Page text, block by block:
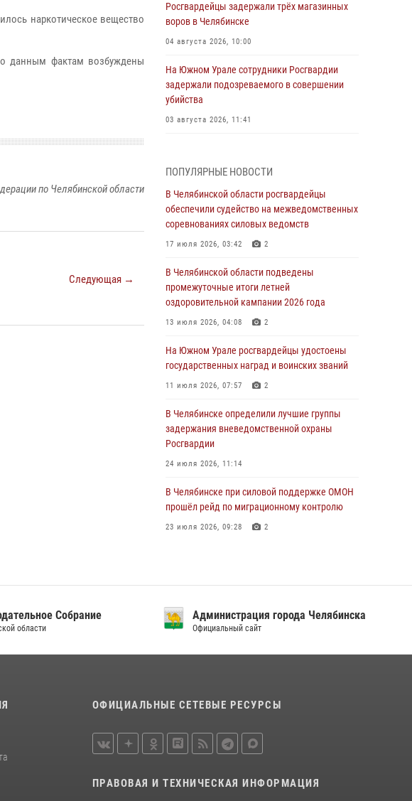
наркотическое вещество
данным фактам возбуждены
по Челябинской области
Следующая →
Росгвардейцы задержали трёх магазинных
воров в Челябинске
04 августа 2026, 10:00
На Южном Урале сотрудники Росгвардии
задержали подозреваемого в совершении
убийства
03 августа 2026, 11:41
грабеже
03 августа 2026, 11:25
Росгвардейцы обеспечили безопасность
празднования Дня ВДВ на Южном Урале
Авиация Росгвардии совершила более 250
санитарных вылетов в Донецкой Народной
Республике
Росгвардия обеспечивает безопасность
граждан на южном направлении
В Уральском округе Росгвардии состоялось
заседание оперативного штаба
30 июля 2026, 10:53
ПОПУЛЯРНЫЕ НОВОСТИ
В Челябинской области росгвардейцы
обеспечили судейство на межведомственных
соревнованиях силовых ведомств
17 июля 2026, 03:42 2
В Челябинской области подведены
промежуточные итоги летней
оздоровительной кампании 2026 года
13 июля 2026, 04:08 2
На Южном Урале росгвардейцы удостоены
государственных наград и воинских званий
11 июля 2026, 07:57 2
В Челябинске определили лучшие группы
задержания вневедомственной охраны
Росгвардии
24 июля 2026, 11:14
В Челябинске при силовой поддержке ОМОН
прошёл рейд по миграционному контролю
23 июля 2026, 09:28 2
скорой помощи
14 июля 2026, 12:16
В Челябинске росгвардейцы обсудили с
По горячим следам задержали
челябинские росгвардейцы
На Южном Урале продолжается акция
Собрание
области
Администрация города Челябинска
Официальный сайт
ОФИЦИАЛЬНЫЕ СЕТЕВЫЕ РЕСУРСЫ
ПРАВОВАЯ И ТЕХНИЧЕСКАЯ ИНФОРМАЦИЯ